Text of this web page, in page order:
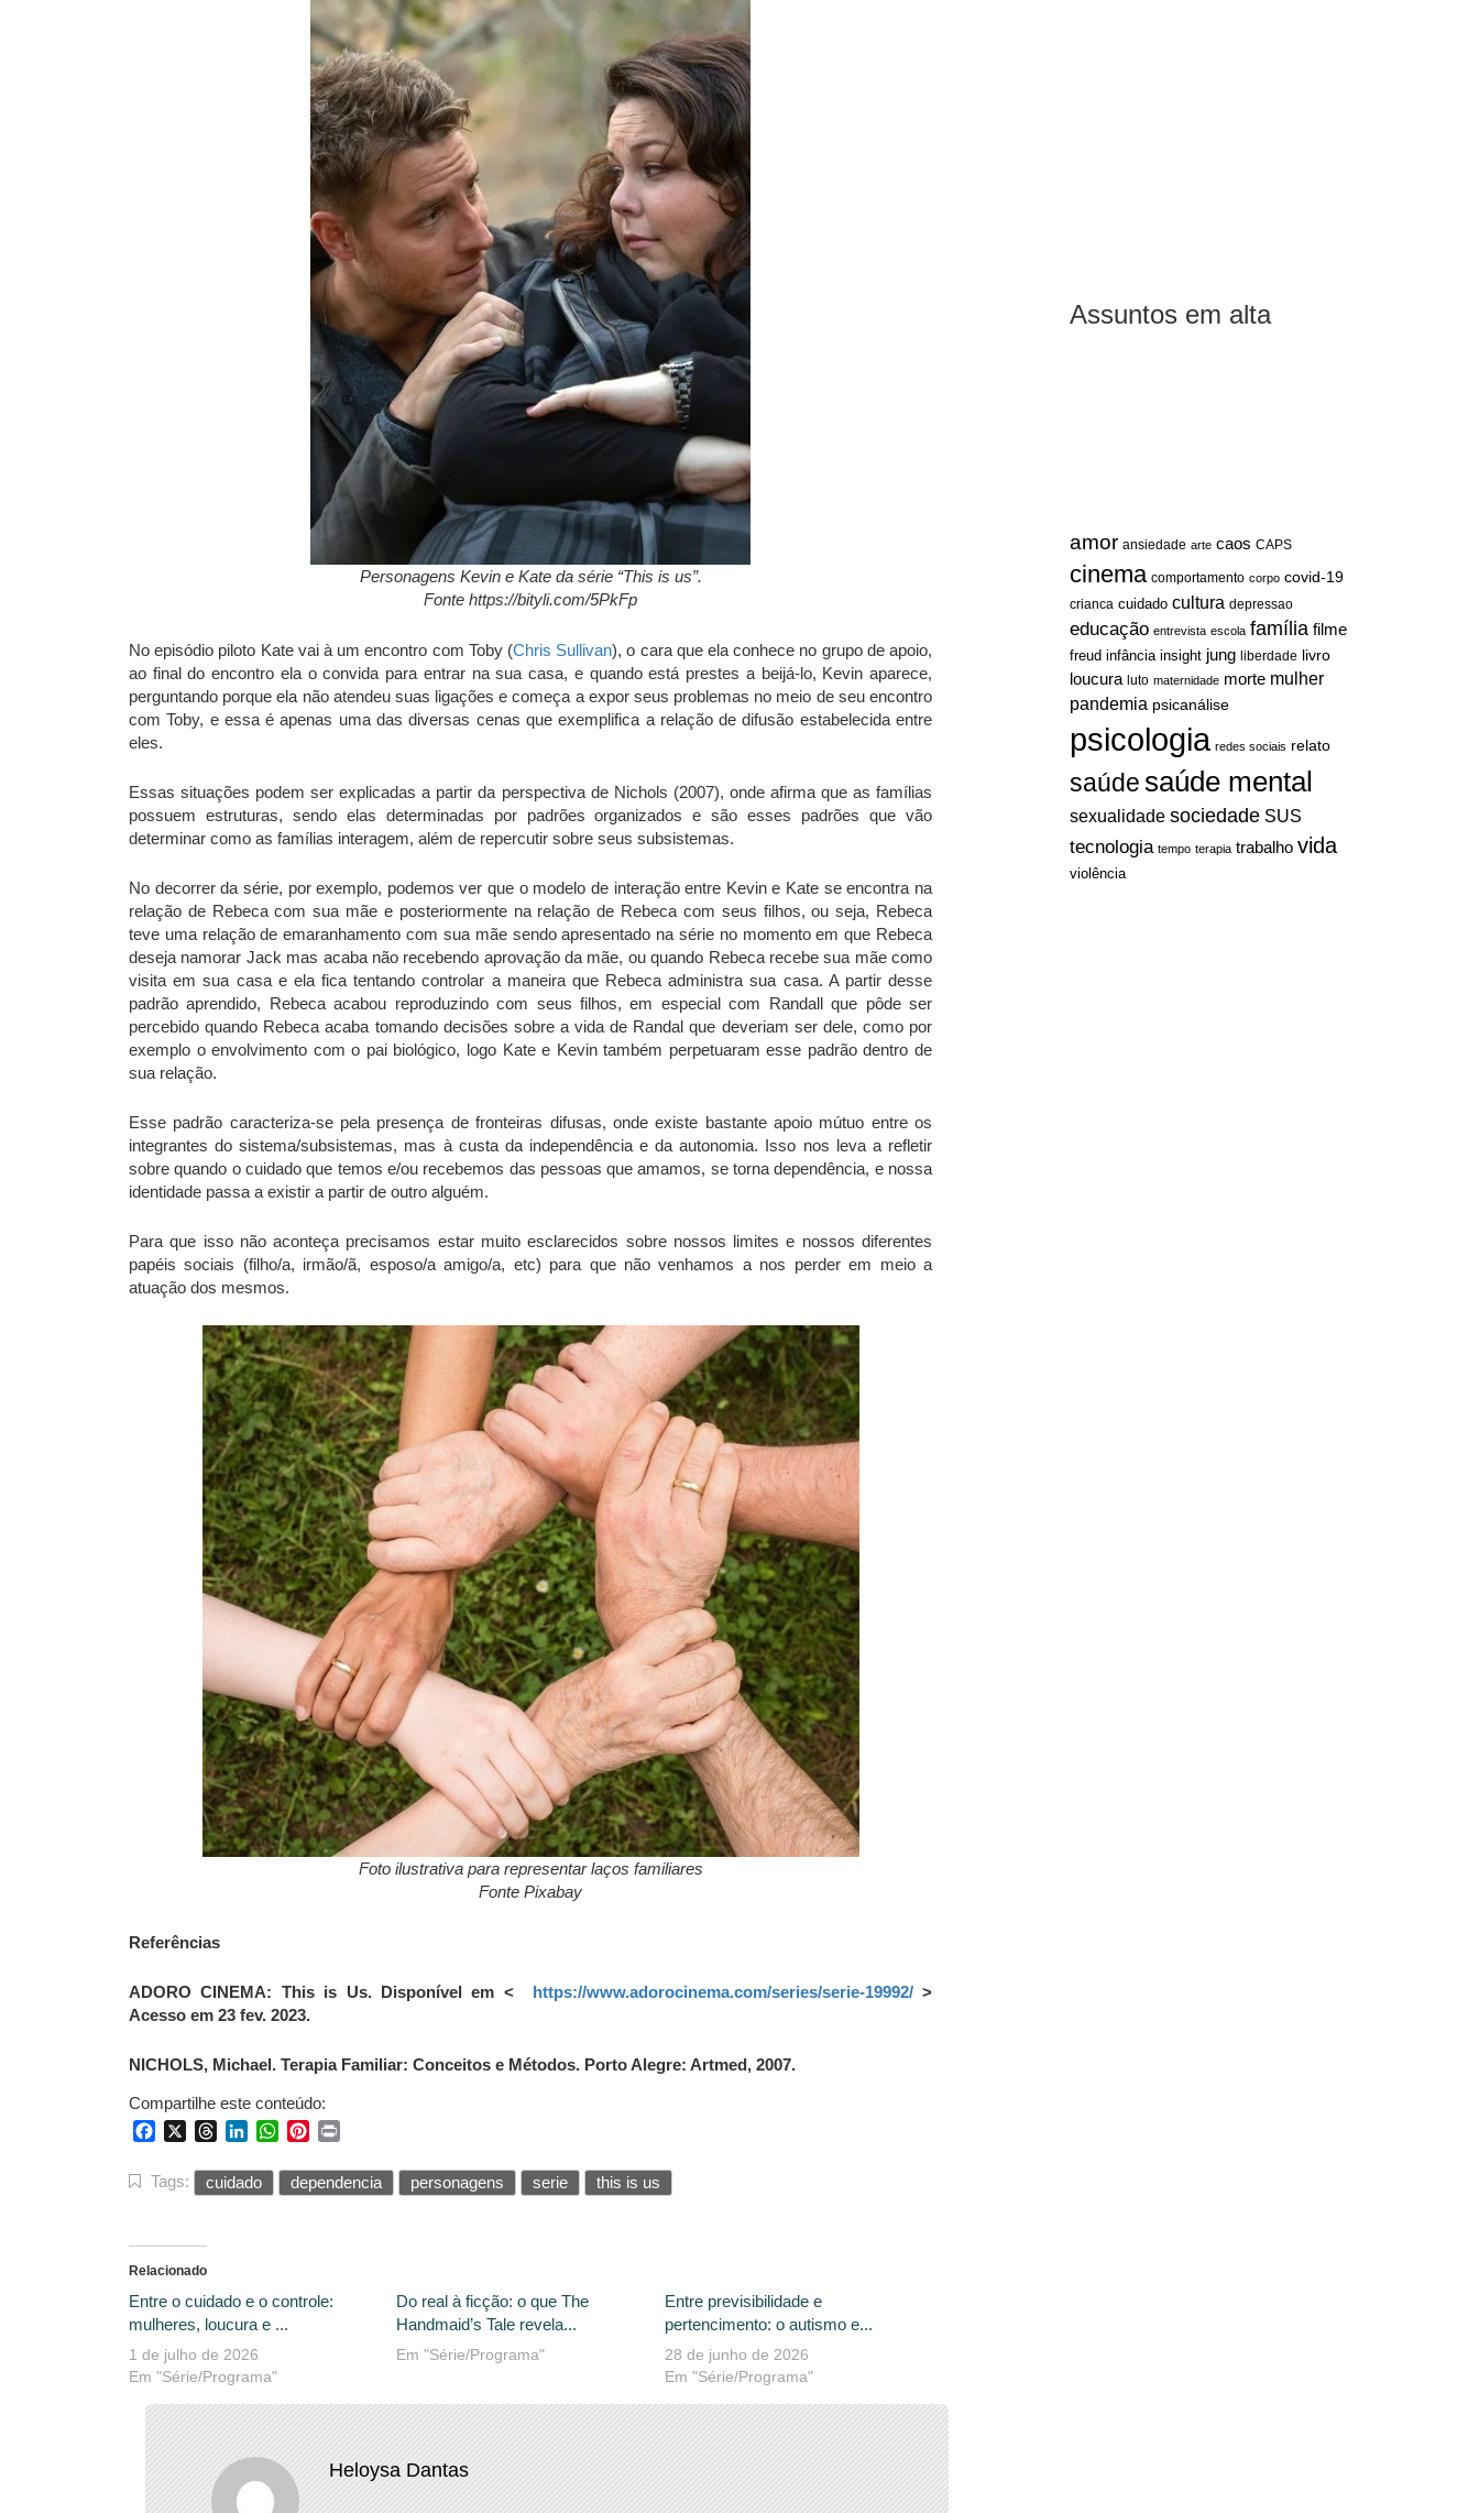
Assuntos em alta
amor ansiedade arte caos CAPS
cinema comportamento corpo covid-19
crianca cuidado cultura depressao
educação entrevista escola família filme
freud infância insight jung liberdade livro
loucura luto maternidade morte mulher
pandemia psicanálise
psicologia redes sociais relato
saúdesaúde mental
sexualidade sociedade SUS
tecnologia tempo terapia trabalho vida
violência
Personagens Kevin e Kate da série “This is us”.
Fonte https://bityli.com/5PkFp
No episódio piloto Kate vai à um encontro com Toby (Chris Sullivan), o cara que ela conhece no grupo de apoio,
ao final do encontro ela o convida para entrar na sua casa, e quando está prestes a beijá-lo, Kevin aparece,
perguntando porque ela não atendeu suas ligações e começa a expor seus problemas no meio de seu encontro
com Toby, e essa é apenas uma das diversas cenas que exemplifica a relação de difusão estabelecida entre
eles.
Essas situações podem ser explicadas a partir da perspectiva de Nichols (2007), onde afirma que as famílias
possuem estruturas, sendo elas determinadas por padrões organizados e são esses padrões que vão
determinar como as famílias interagem, além de repercutir sobre seus subsistemas.
No decorrer da série, por exemplo, podemos ver que o modelo de interação entre Kevin e Kate se encontra na
relação de Rebeca com sua mãe e posteriormente na relação de Rebeca com seus filhos, ou seja, Rebeca
teve uma relação de emaranhamento com sua mãe sendo apresentado na série no momento em que Rebeca
deseja namorar Jack mas acaba não recebendo aprovação da mãe, ou quando Rebeca recebe sua mãe como
visita em sua casa e ela fica tentando controlar a maneira que Rebeca administra sua casa. A partir desse
padrão aprendido, Rebeca acabou reproduzindo com seus filhos, em especial com Randall que pôde ser
percebido quando Rebeca acaba tomando decisões sobre a vida de Randal que deveriam ser dele, como por
exemplo o envolvimento com o pai biológico, logo Kate e Kevin também perpetuaram esse padrão dentro de
sua relação.
Esse padrão caracteriza-se pela presença de fronteiras difusas, onde existe bastante apoio mútuo entre os
integrantes do sistema/subsistemas, mas à custa da independência e da autonomia. Isso nos leva a refletir
sobre quando o cuidado que temos e/ou recebemos das pessoas que amamos, se torna dependência, e nossa
identidade passa a existir a partir de outro alguém.
Para que isso não aconteça precisamos estar muito esclarecidos sobre nossos limites e nossos diferentes
papéis sociais (filho/a, irmão/ã, esposo/a amigo/a, etc) para que não venhamos a nos perder em meio a
atuação dos mesmos.
Foto ilustrativa para representar laços familiares
Fonte Pixabay
Referências
ADORO CINEMA: This is Us. Disponível em < https://www.adorocinema.com/series/serie-19992/>
Acesso em 23 fev. 2023.
NICHOLS, Michael. Terapia Familiar: Conceitos e Métodos. Porto Alegre: Artmed, 2007.
Compartilhe este conteúdo:
FacebookThreadsLinkedInWhatsApp
Pinterest
Tags: cuidado dependencia personagens serie this is us
Relacionado
Entre o cuidado e o controle:
mulheres, loucura e ...
1 de julho de 2026
Em "Série/Programa"
Do real à ficção: o que The
Handmaid’s Tale revela...
Em "Série/Programa"
Entre previsibilidade e
pertencimento: o autismo e...
28 de junho de 2026
Em "Série/Programa"
Heloysa Dantas